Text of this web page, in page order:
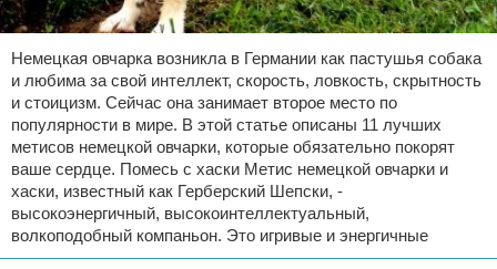
Немецкая овчарка возникла в Германии как пастушья собака
и любима за свой интеллект, скорость, ловкость, скрытность
и стоицизм. Сейчас она занимает второе место по
популярности в мире. В этой статье описаны 11 лучших
метисов немецкой овчарки, которые обязательно покорят
ваше сердце. Помесь с хаски Метис немецкой овчарки и
хаски, известный как Герберский Шепски, -
высокоэнергичный, высокоинтеллектуальный,
волкоподобный компаньон. Это игривые и энергичные